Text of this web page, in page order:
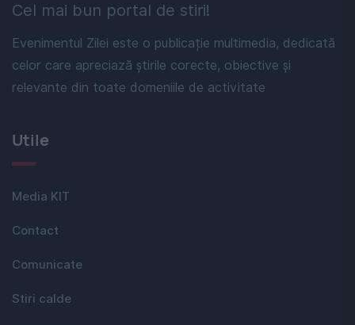
Cel mai bun portal de stiri!
Evenimentul Zilei este o publicație multimedia, dedicată
celor care apreciază știrile corecte, obiective și
relevante din toate domeniile de activitate
Utile
Media KIT
Contact
Comunicate
Stiri calde